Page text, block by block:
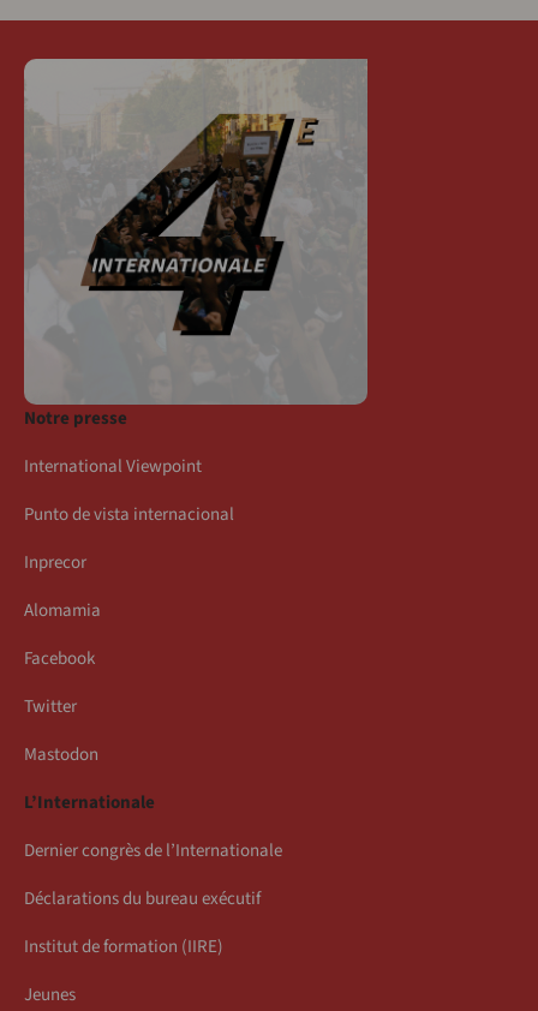
Notre presse
International Viewpoint
Punto de vista internacional
Inprecor
Alomamia
Facebook
Twitter
Mastodon
L’Internationale
Dernier congrès de l’Internationale
Déclarations du bureau exécutif
Institut de formation (IIRE)
Jeunes